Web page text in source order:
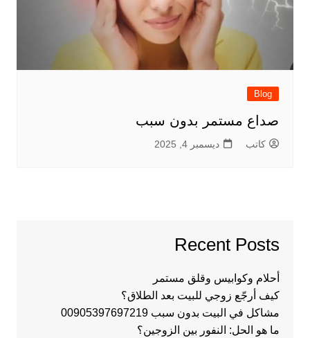
Blog
صداع مستمر بدون سبب
كاتب ديسمبر 4, 2025
Recent Posts
أحلام وكوابيس وقلق مستمر
كيف أرجّع زوجي للبيت بعد الطلاق؟
مشاكل في البيت بدون سبب 00905397697219
ما هو الحل: النفور بين الزوجين؟